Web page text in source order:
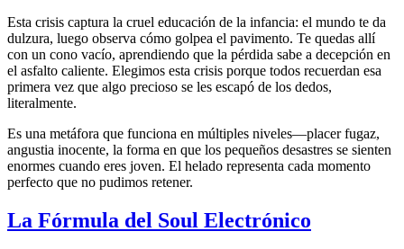
Esta crisis captura la cruel educación de la infancia: el mundo te da
dulzura, luego observa cómo golpea el pavimento. Te quedas allí
con un cono vacío, aprendiendo que la pérdida sabe a decepción en
el asfalto caliente. Elegimos esta crisis porque todos recuerdan esa
primera vez que algo precioso se les escapó de los dedos,
literalmente.
Es una metáfora que funciona en múltiples niveles—placer fugaz,
angustia inocente, la forma en que los pequeños desastres se sienten
enormes cuando eres joven. El helado representa cada momento
perfecto que no pudimos retener.
La Fórmula del Soul Electrónico